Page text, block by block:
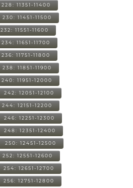
228: 11351-11400
230: 11451-11500
232: 11551-11600
234: 11651-11700
236: 11751-11800
238: 11851-11900
240: 11951-12000
242: 12051-12100
244: 12151-12200
246: 12251-12300
248: 12351-12400
250: 12451-12500
252: 12551-12600
254: 12651-12700
256: 12751-12800